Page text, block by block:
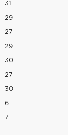
31
29
27
29
30
27
30
6
7